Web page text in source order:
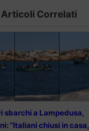
Articoli Correlati
sbarchi a Lampedusa,
“Italiani chiusi in casa,